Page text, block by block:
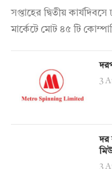
সপ্তাহের দ্বিতীয়
মার্কেটে মোট ৪৫ টি
3
দর
3